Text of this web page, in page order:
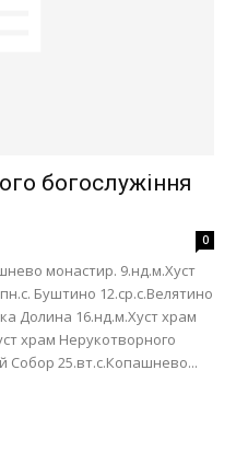
богослужіння
0
монастир. 9.нд.м.Хуст
Буштино 12.ср.с.Велятино
Долина 16.нд.м.Хуст храм
храм Нерукотворного
Собор 25.вт.с.Копашнево...